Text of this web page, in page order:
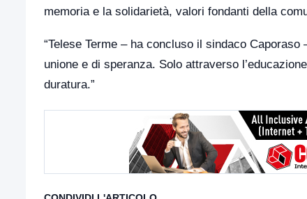
memoria e la solidarietà, valori fondanti della
“Telese Terme – ha concluso il sindaco
unione e di speranza. Solo attraverso
duratura.”